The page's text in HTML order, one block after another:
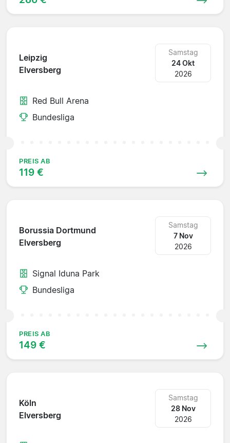
Leipzig
Elversberg
Samstag
24 Okt
2026
Red Bull Arena
Bundesliga
PREIS AB
119 €
Borussia Dortmund
Elversberg
Samstag
7 Nov
2026
Signal Iduna Park
Bundesliga
PREIS AB
149 €
Köln
Elversberg
Samstag
28 Nov
2026